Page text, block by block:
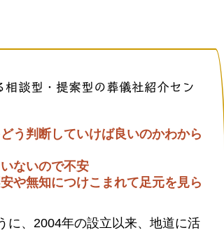
談型・提案型の葬儀社紹介セン
う判断していけば良いのかわから
ないので不安
や無知につけこまれて足元を見ら
に、2004年の設立以来、地道に活